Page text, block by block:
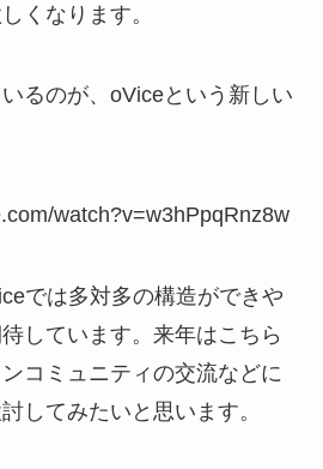
くなります。
るのが、oViceという新しい
watch?v=w3hPpqRnz8w
では多対多の構造ができや
しています。来年はこちら
コミュニティの交流などに
してみたいと思います。